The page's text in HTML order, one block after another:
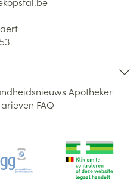
Apotheker
FAQ